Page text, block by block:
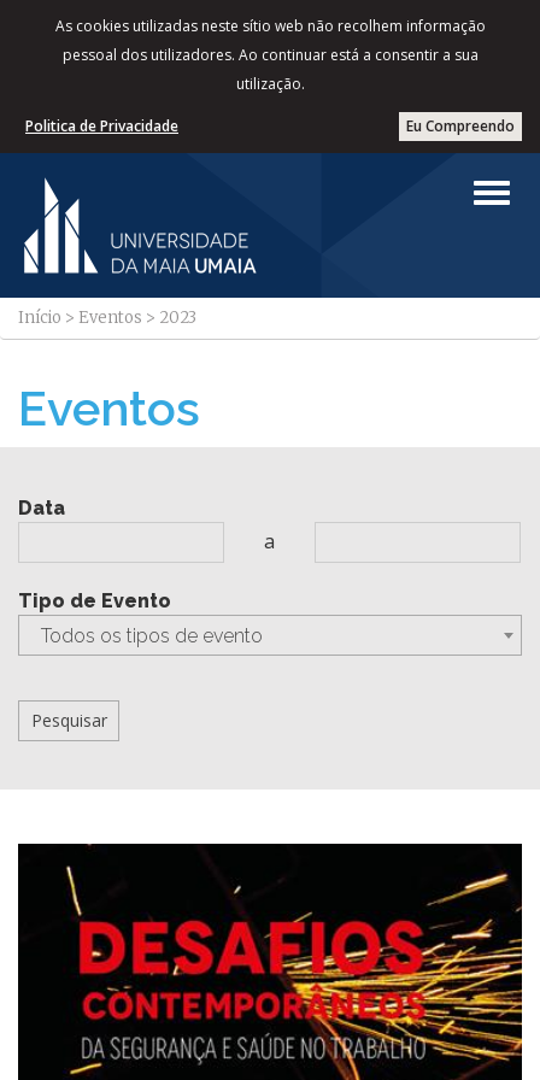
As cookies utilizadas neste sítio web não recolhem informação
pessoal dos utilizadores. Ao continuar está a consentir a sua
utilização.
Eu Compreendo
Politica de Privacidade
Início > Eventos > 2023
Eventos
Data
a
Tipo de Evento
Todos os tipos de evento